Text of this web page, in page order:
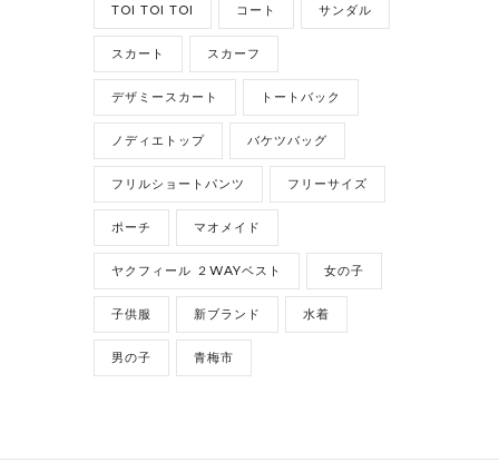
TOI TOI TOI コート サンダル
スカート スカーフ
デザミースカート トートバック
ノディエトップ バケツバッグ
フリルショートパンツ フリーサイズ
ポーチ マオメイド
ヤクフィール ２WAYベスト 女の子
子供服 新ブランド 水着
男の子 青梅市